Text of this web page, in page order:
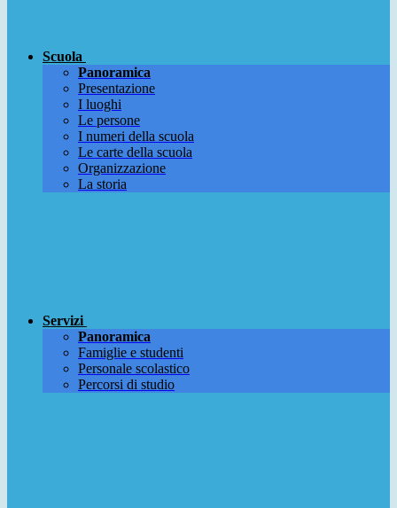
Scuola
Panoramica
Presentazione
I luoghi
Le persone
I numeri della scuola
Le carte della scuola
Organizzazione
La storia
Servizi
Panoramica
Famiglie e studenti
Personale scolastico
Percorsi di studio